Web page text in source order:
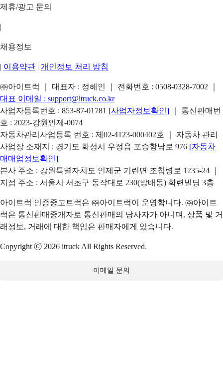
제휴/광고 문의
|
채용정보
| 이용약관 | 개인정보 처리 방침
㈜아이트럭 ｜ 대표자 : 정혜인 ｜ 전화번호 : 0508-0328-7002
대표 이메일 : support@itruck.co.kr
사업자등록번호 : 853-87-01781 [사업자정보확인]
｜ 통신판매번
호 : 2023-강원인제-0074
자동차관리사업등록 번호 : 제02-4123-000402호 ｜ 자동차 관리
사업장 소재지 : 경기도 화성시 우정읍 포승항남로 976 [자동차
매매업정보확인]
본사 주소 : 강원특별자치도 인제군 기린면 조침령로 1235-24 ｜
지점 주소 : 서울시 서초구 동작대로 230(방배동) 화련빌딩 3층
아이트럭 인증중고트럭은 ㈜아이트럭이 운영합니다. ㈜아이트
럭은 통신판매중개자로 통신판매의 당사자가 아니며, 상품 및 거
래정보, 거래에 대한 책임은 판매자에게 있습니다.
Copyright ⓒ 2026 itruck All Rights Reserved.
이메일 문의